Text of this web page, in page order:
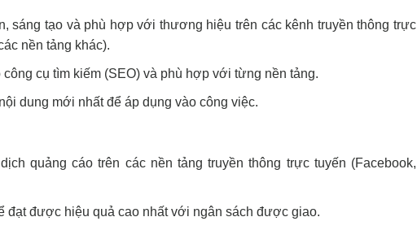
sáng tạo và phù hợp với thương hiệu trên các kênh truyền thông trực
nền tảng khác).
cụ tìm kiếm (SEO) và phù hợp với từng nền tảng.
dung mới nhất để áp dụng vào công việc.
quảng cáo trên các nền tảng truyền thông trực tuyến (Facebook,
đạt được hiệu quả cao nhất với ngân sách được giao.